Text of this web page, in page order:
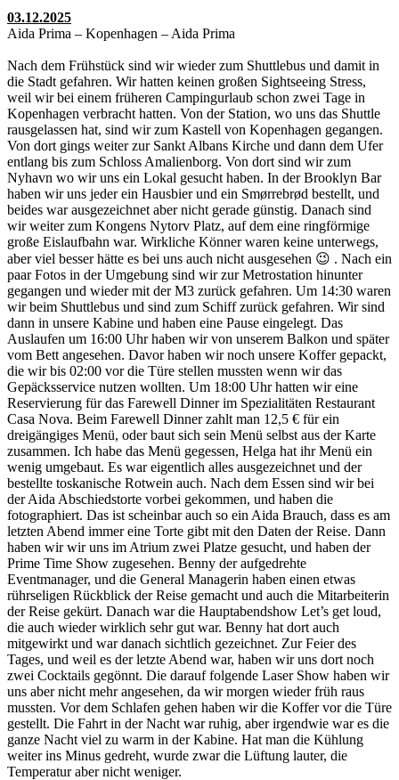
03.12.2025
Aida Prima – Kopenhagen – Aida Prima
Nach dem Frühstück sind wir wieder zum Shuttlebus und damit in
die Stadt gefahren. Wir hatten keinen großen Sightseeing Stress,
weil wir bei einem früheren Campingurlaub schon zwei Tage in
Kopenhagen verbracht hatten. Von der Station, wo uns das Shuttle
rausgelassen hat, sind wir zum Kastell von Kopenhagen gegangen.
Von dort gings weiter zur Sankt Albans Kirche und dann dem Ufer
entlang bis zum Schloss Amalienborg. Von dort sind wir zum
Nyhavn wo wir uns ein Lokal gesucht haben. In der Brooklyn Bar
haben wir uns jeder ein Hausbier und ein Smørrebrød bestellt, und
beides war ausgezeichnet aber nicht gerade günstig. Danach sind
wir weiter zum Kongens Nytorv Platz, auf dem eine ringförmige
große Eislaufbahn war. Wirkliche Könner waren keine unterwegs,
aber viel besser hätte es bei uns auch nicht ausgesehen 😉 . Nach ein
paar Fotos in der Umgebung sind wir zur Metrostation hinunter
gegangen und wieder mit der M3 zurück gefahren. Um 14:30 waren
wir beim Shuttlebus und sind zum Schiff zurück gefahren. Wir sind
dann in unsere Kabine und haben eine Pause eingelegt. Das
Auslaufen um 16:00 Uhr haben wir von unserem Balkon und später
vom Bett angesehen. Davor haben wir noch unsere Koffer gepackt,
die wir bis 02:00 vor die Türe stellen mussten wenn wir das
Gepäcksservice nutzen wollten. Um 18:00 Uhr hatten wir eine
Reservierung für das Farewell Dinner im Spezialitäten Restaurant
Casa Nova. Beim Farewell Dinner zahlt man 12,5 € für ein
dreigängiges Menü, oder baut sich sein Menü selbst aus der Karte
zusammen. Ich habe das Menü gegessen, Helga hat ihr Menü ein
wenig umgebaut. Es war eigentlich alles ausgezeichnet und der
bestellte toskanische Rotwein auch. Nach dem Essen sind wir bei
der Aida Abschiedstorte vorbei gekommen, und haben die
fotographiert. Das ist scheinbar auch so ein Aida Brauch, dass es am
letzten Abend immer eine Torte gibt mit den Daten der Reise. Dann
haben wir wir uns im Atrium zwei Platze gesucht, und haben der
Prime Time Show zugesehen. Benny der aufgedrehte
Eventmanager, und die General Managerin haben einen etwas
rührseligen Rückblick der Reise gemacht und auch die Mitarbeiterin
der Reise gekürt. Danach war die Hauptabendshow Let’s get loud,
die auch wieder wirklich sehr gut war. Benny hat dort auch
mitgewirkt und war danach sichtlich gezeichnet. Zur Feier des
Tages, und weil es der letzte Abend war, haben wir uns dort noch
zwei Cocktails gegönnt. Die darauf folgende Laser Show haben wir
uns aber nicht mehr angesehen, da wir morgen wieder früh raus
mussten. Vor dem Schlafen gehen haben wir die Koffer vor die Türe
gestellt. Die Fahrt in der Nacht war ruhig, aber irgendwie war es die
ganze Nacht viel zu warm in der Kabine. Hat man die Kühlung
weiter ins Minus gedreht, wurde zwar die Lüftung lauter, die
Temperatur aber nicht weniger.